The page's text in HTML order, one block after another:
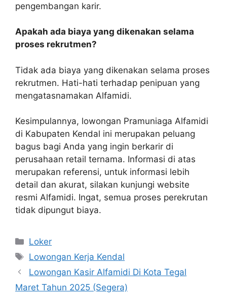
pengembangan karir.
Apakah ada biaya yang dikenakan selama
proses rekrutmen?
Tidak ada biaya yang dikenakan selama proses
rekrutmen. Hati-hati terhadap penipuan yang
mengatasnamakan Alfamidi.
Kesimpulannya, lowongan Pramuniaga Alfamidi
di Kabupaten Kendal ini merupakan peluang
bagus bagi Anda yang ingin berkarir di
perusahaan retail ternama. Informasi di atas
merupakan referensi, untuk informasi lebih
detail dan akurat, silakan kunjungi website
resmi Alfamidi. Ingat, semua proses perekrutan
tidak dipungut biaya.
Kategori
Loker
Tag
Lowongan Kerja Kendal
Lowongan Kasir Alfamidi Di Kota Tegal
Maret Tahun 2025 (Segera)